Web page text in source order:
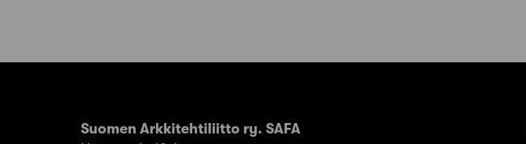
Suomen Arkkitehtiliitto ry. SAFA